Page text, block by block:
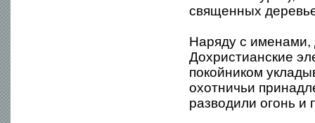
священных
Наряду с именами,
Дохристианские
покойником
охотничьи
разводили огонь и